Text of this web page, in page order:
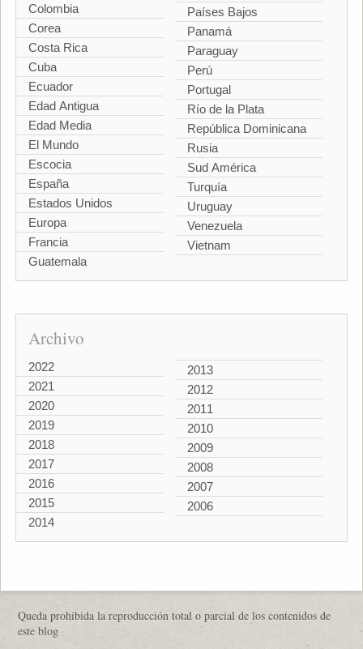
Colombia
Corea
Costa Rica
Cuba
Ecuador
Edad Antigua
Edad Media
El Mundo
Escocia
España
Estados Unidos
Europa
Francia
Guatemala
Países Bajos
Panamá
Paraguay
Perú
Portugal
Río de la Plata
República Dominicana
Rusia
Sud América
Turquía
Uruguay
Venezuela
Vietnam
Archivo
2022
2021
2020
2019
2018
2017
2016
2015
2014
2013
2012
2011
2010
2009
2008
2007
2006
Queda prohibida la reproducción total o parcial de los contenidos de
este blog